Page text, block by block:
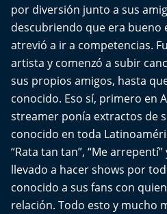
Cultura y Espectáculos
Del Fin del Mundo
Deportes
Conexión Digital
La Ruta del Pulsar
Psicología Abierta
por diversión junto a sus
descubriendo que era bueno
atrevió a ir a competencias.
artista y comenzó a subir
sus propios amigos, hasta
conocido. Eso sí, primero en
streamer ponía extractos de
conocido en toda
“Rata tan tan”, “Me arrepentí”
llevado a hacer shows por
conocido a sus fans con
relación. Todo esto y mucho